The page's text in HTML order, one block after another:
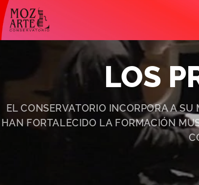
LOS
EL CONSERVATORIO INCORPORA A
HAN FORTALECIDO LA FORMACIÓN